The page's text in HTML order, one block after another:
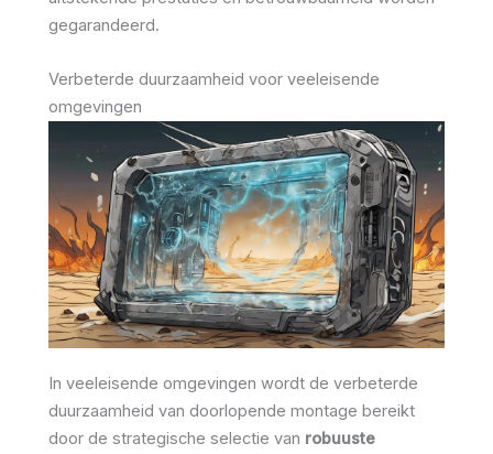
gegarandeerd.
Verbeterde duurzaamheid voor veeleisende
omgevingen
In veeleisende omgevingen wordt de verbeterde
duurzaamheid van doorlopende montage bereikt
door de strategische selectie van robuuste